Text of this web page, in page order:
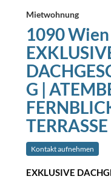
Mietwohnung
1090 Wien
G |
Kontakt aufnehmen
EXKLUSIVE